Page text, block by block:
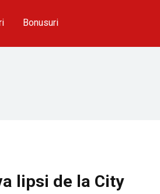
Bonusuri
lipsi de la City